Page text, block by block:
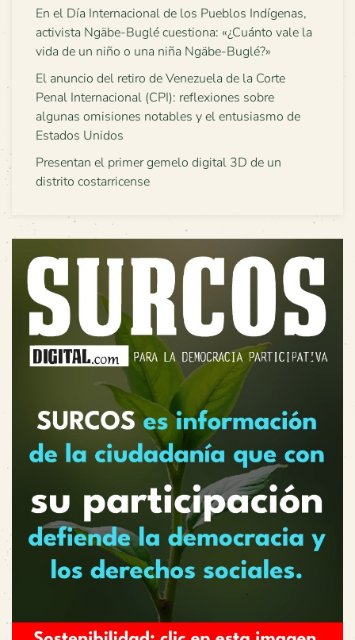
En el Día Internacional de los Pueblos Indígenas,
activista Ngäbe-Buglé cuestiona: «¿Cuánto vale la
vida de un niño o una niña Ngäbe-Buglé?»
El anuncio del retiro de Venezuela de la Corte
Penal Internacional (CPI): reflexiones sobre
algunas omisiones notables y el entusiasmo de
Estados Unidos
Presentan el primer gemelo digital 3D de un
distrito costarricense